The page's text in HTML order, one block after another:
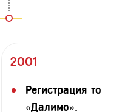
2001
Регистрация
«Далимо».